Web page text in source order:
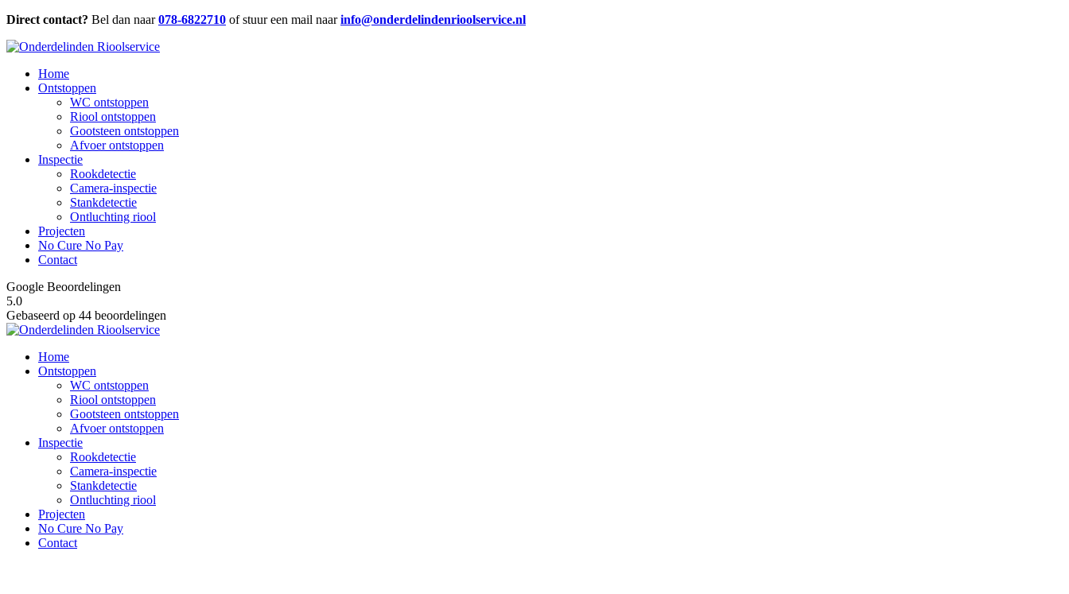
Direct contact? Bel dan naar078-6822710 of stuur een mail naarinfo@onderdelindenrioolservice.nl
Home
Ontstoppen
WC ontstoppen
Riool ontstoppen
Gootsteen ontstoppen
Afvoer ontstoppen
Inspectie
Rookdetectie
Camera-inspectie
Stankdetectie
Ontluchting riool
Projecten
No Cure No Pay
Contact
Google Beoordelingen
5.0
Gebaseerd op 44 beoordelingen
Home
Ontstoppen
WC ontstoppen
Riool ontstoppen
Gootsteen ontstoppen
Afvoer ontstoppen
Inspectie
Rookdetectie
Camera-inspectie
Stankdetectie
Ontluchting riool
Projecten
No Cure No Pay
Contact